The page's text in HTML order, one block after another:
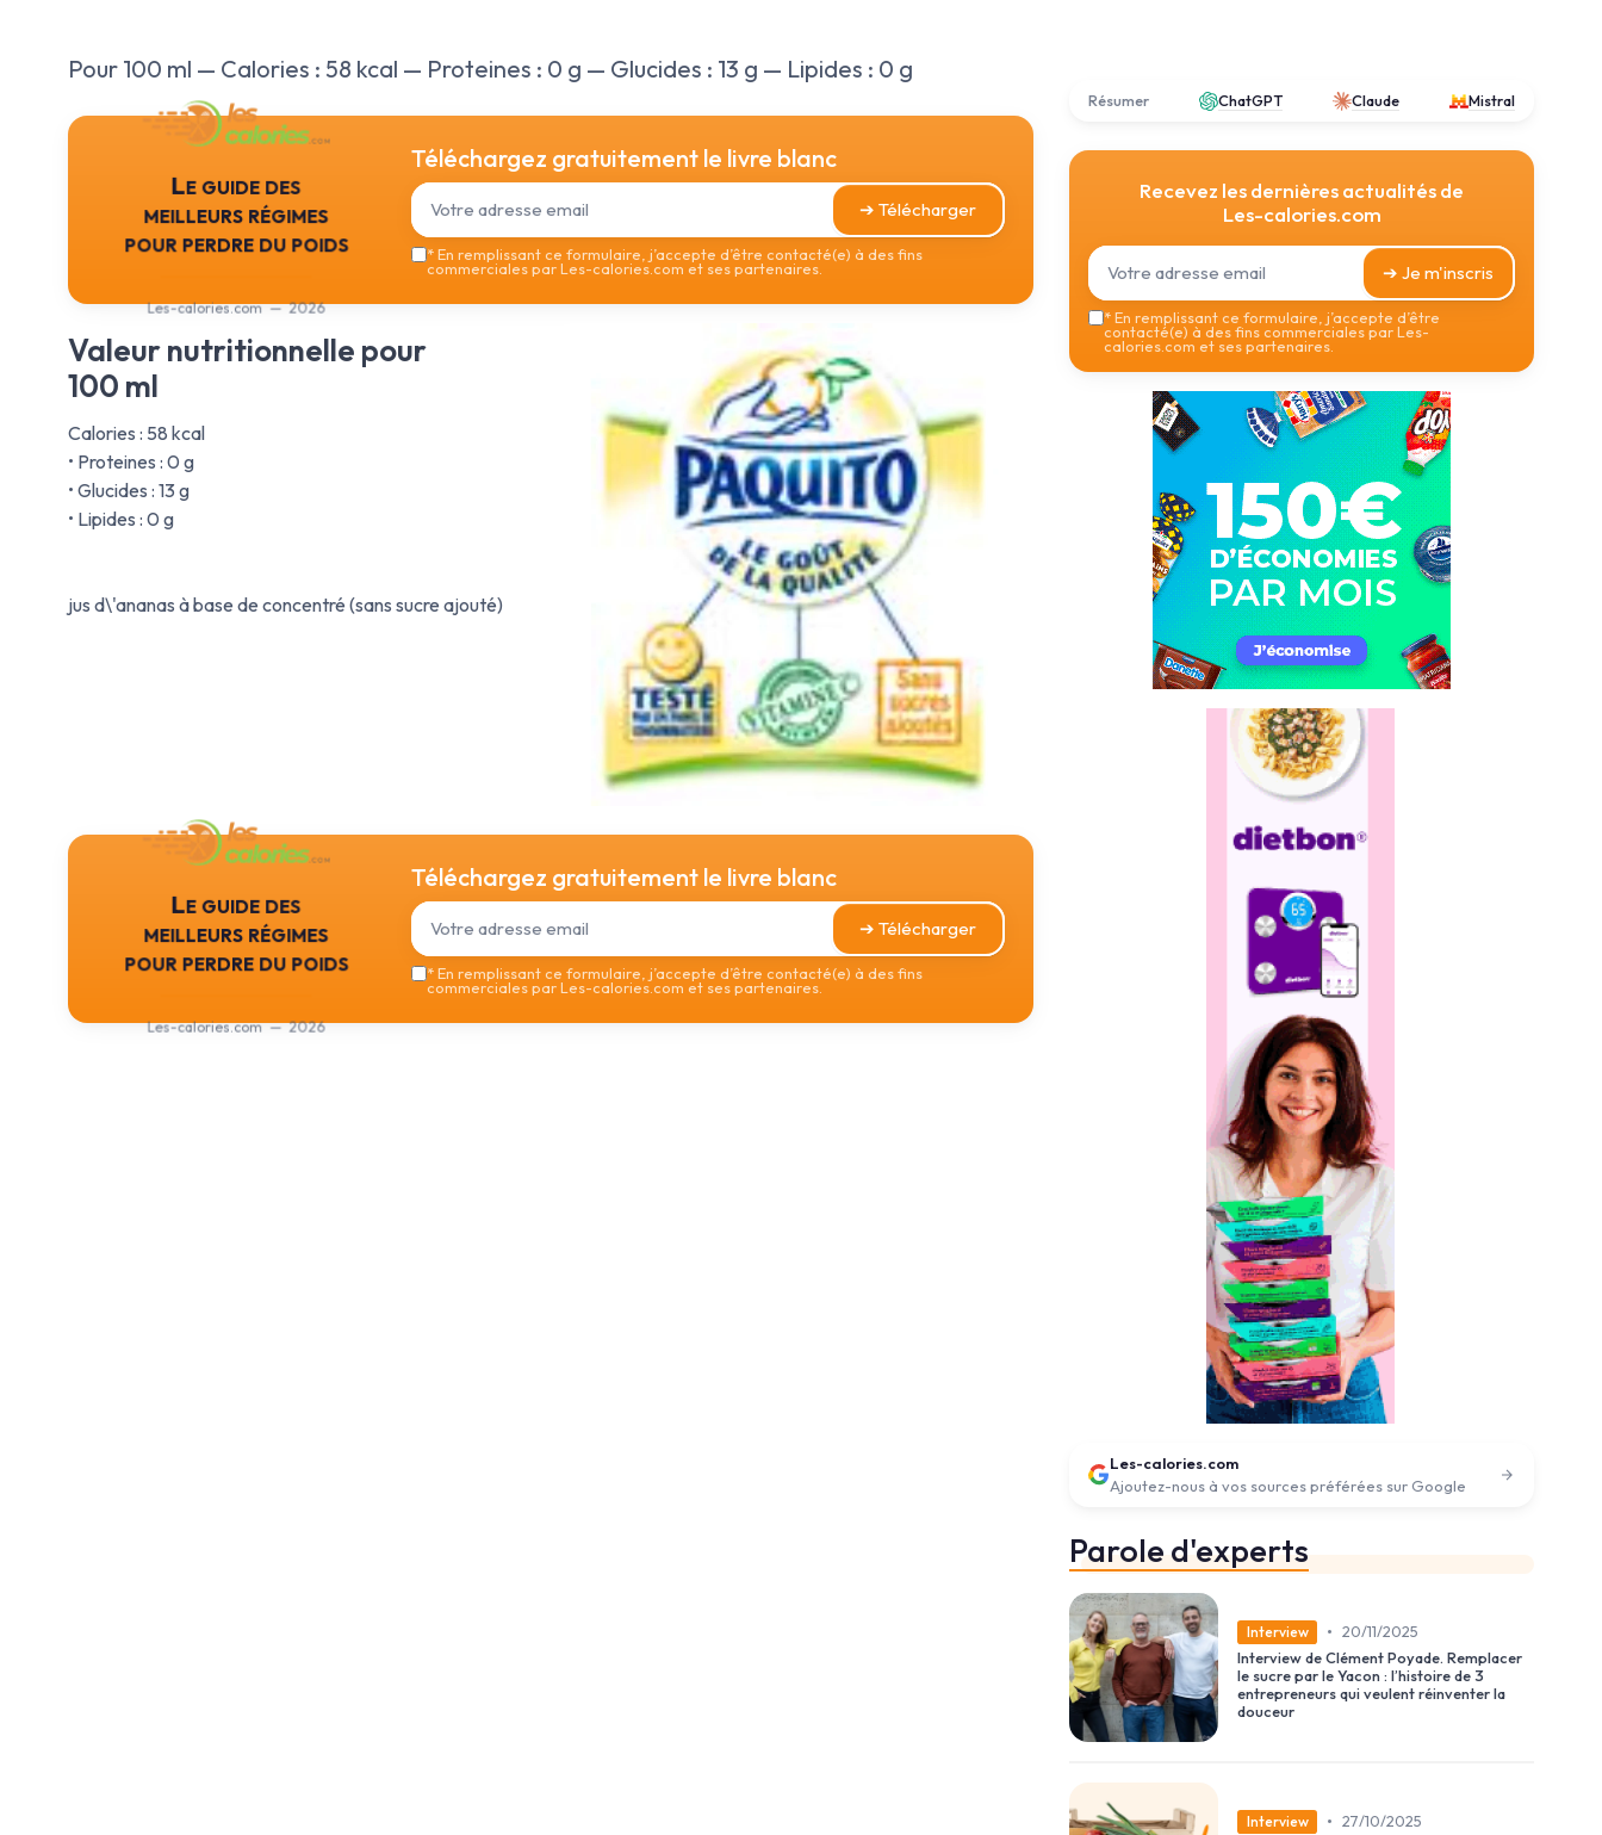
Pour 100 ml — Calories : 58 kcal — Proteines : 0 g — Glucides : 13 g — Lipides : 0 g
Le guide des
meilleurs régimes
pour perdre du poids
Les-calories.com — 2026
Téléchargez gratuitement le livre blanc
➔ Télécharger
*En remplissant ce formulaire, j’accepte d’être contacté(e) à des fins
commerciales par Les-calories.com et ses partenaires.
Valeur nutritionnelle pour
100 ml
Calories : 58 kcal
• Proteines : 0 g
• Glucides : 13 g
• Lipides : 0 g
jus d\'ananas à base de concentré (sans sucre ajouté)
Le guide des
meilleurs régimes
pour perdre du poids
Les-calories.com — 2026
Téléchargez gratuitement le livre blanc
➔ Télécharger
*En remplissant ce formulaire, j’accepte d’être contacté(e) à des fins
commerciales par Les-calories.com et ses partenaires.
Résumer ChatGPT Claude Mistral
Recevez les dernières actualités de
Les-calories.com
➔ Je m'inscris
*En remplissant ce formulaire, j’accepte d’être
contacté(e) à des fins commerciales par Les-
calories.com et ses partenaires.
Les-calories.com
Ajoutez-nous à vos sources préférées sur Google
Parole d'experts
Interview • 20/11/2025
Interview de Clément Poyade. Remplacer
le sucre par le Yacon : l’histoire de 3
entrepreneurs qui veulent réinventer la
douceur
Interview • 27/10/2025